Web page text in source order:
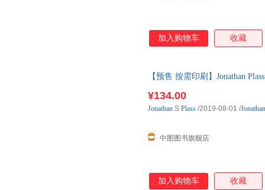
加入购物车 收藏
【预售 按需印刷】Jonathan
¥134.00
中图图书旗舰店
Jonathan S Plass /2019-08-01 /
加入购物车 收藏